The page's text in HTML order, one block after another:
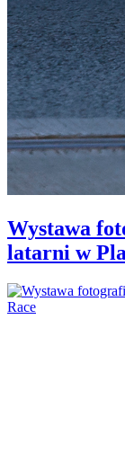
Wystawa
latarni w